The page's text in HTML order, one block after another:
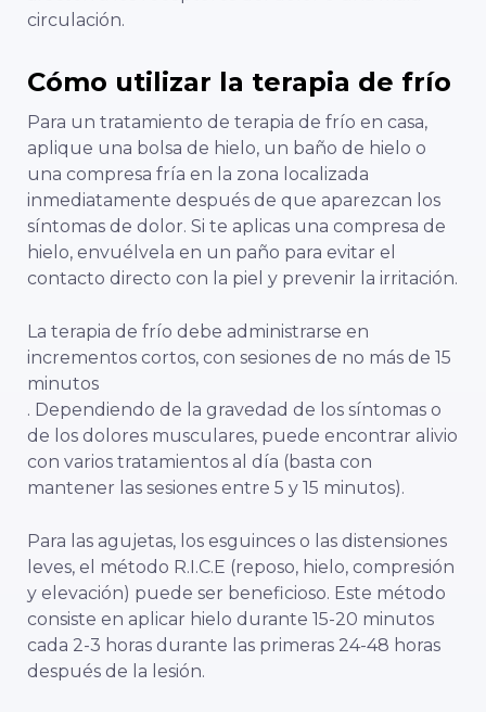
circulación.
Cómo utilizar la terapia de frío
Para un tratamiento de terapia de frío en casa,
aplique una bolsa de hielo, un baño de hielo o
una compresa fría en la zona localizada
inmediatamente después de que aparezcan los
síntomas de dolor. Si te aplicas una compresa de
hielo, envuélvela en un paño para evitar el
contacto directo con la piel y prevenir la irritación.
La terapia de frío debe administrarse en
incrementos cortos, con sesiones de no más de 15
minutos
. Dependiendo de la gravedad de los síntomas o
de los dolores musculares, puede encontrar alivio
con varios tratamientos al día (basta con
mantener las sesiones entre 5 y 15 minutos).
Para las agujetas, los esguinces o las distensiones
leves, el método R.I.C.E (reposo, hielo, compresión
y elevación) puede ser beneficioso. Este método
consiste en aplicar hielo durante 15-20 minutos
cada 2-3 horas durante las primeras 24-48 horas
después de la lesión.